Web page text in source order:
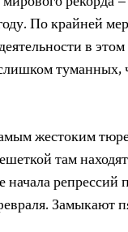
По крайней
в
жестоким
там
начала
Замыкают